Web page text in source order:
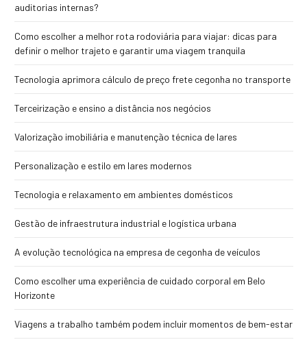
auditorias internas?
Como escolher a melhor rota rodoviária para viajar: dicas para
definir o melhor trajeto e garantir uma viagem tranquila
Tecnologia aprimora cálculo de preço frete cegonha no transporte
Terceirização e ensino a distância nos negócios
Valorização imobiliária e manutenção técnica de lares
Personalização e estilo em lares modernos
Tecnologia e relaxamento em ambientes domésticos
Gestão de infraestrutura industrial e logística urbana
A evolução tecnológica na empresa de cegonha de veículos
Como escolher uma experiência de cuidado corporal em Belo
Horizonte
Viagens a trabalho também podem incluir momentos de bem-estar